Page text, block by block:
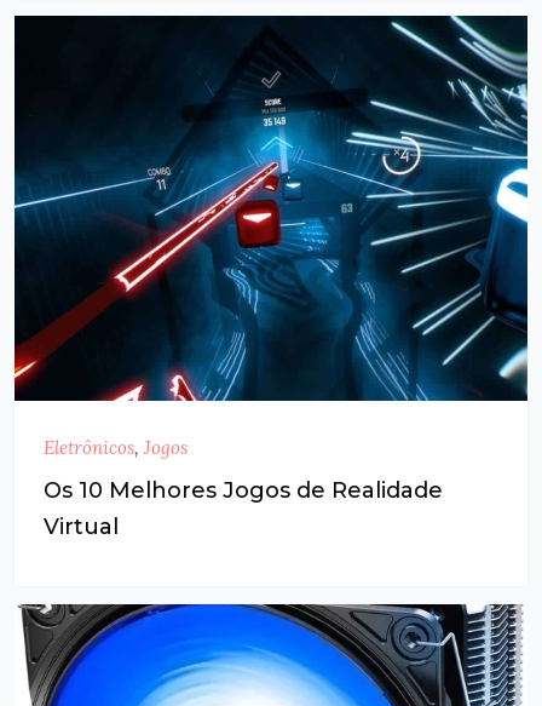
Eletrônicos, Jogos
Os 10 Melhores Jogos de Realidade
Virtual